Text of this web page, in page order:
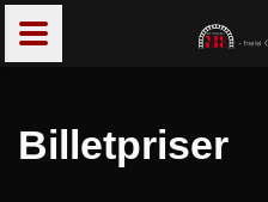
Billetpriser